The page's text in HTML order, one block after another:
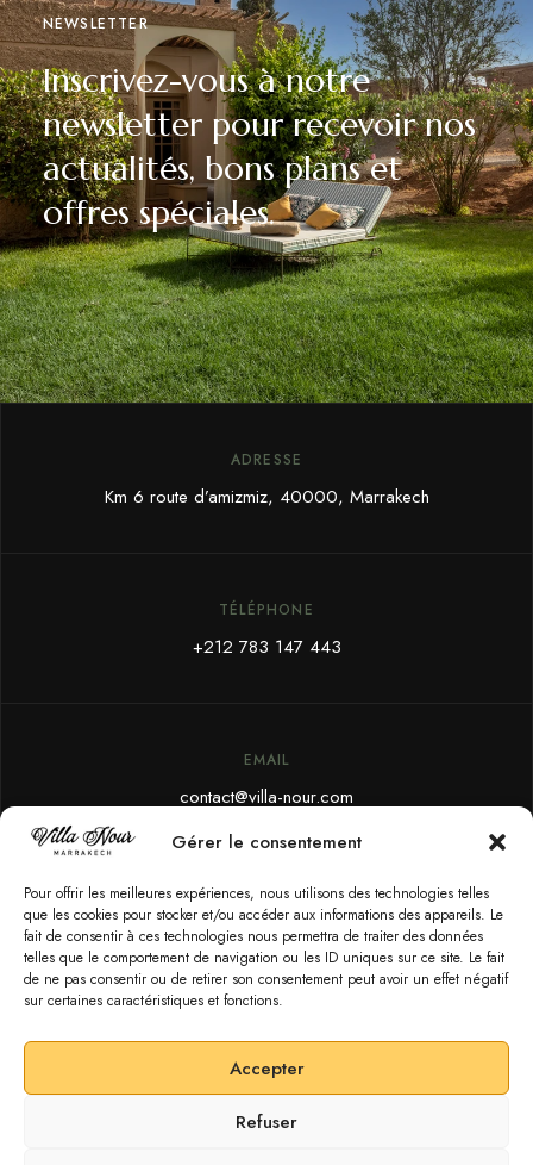
Gérer le consentement
Pour offrir les meilleures expériences, nous utilisons des technologies telles
que les cookies pour stocker et/ou accéder aux informations des appareils. Le
fait de consentir à ces technologies nous permettra de traiter des données
telles que le comportement de navigation ou les ID uniques sur ce site. Le fait
de ne pas consentir ou de retirer son consentement peut avoir un effet négatif
sur certaines caractéristiques et fonctions.
Accepter
Refuser
NEWSLETTER
Inscrivez-vous à notre
newsletter pour recevoir nos
actualités, bons plans et
offres spéciales.
ADRESSE
Km 6 route d’amizmiz, 40000, Marrakech
TÉLÉPHONE
+212 783 147 443
EMAIL
contact@villa-nour.com
SOCIAL
© Copyrights 2026 – Villa Nour Marrakech
POLITIQUE DE CONFIDENTIALITÉ